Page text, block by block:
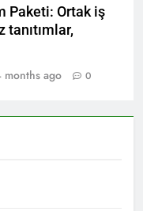
Paketi: Ortak iş
tanıtımlar,
months ago 0